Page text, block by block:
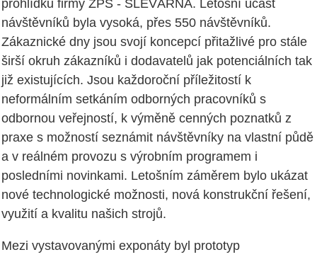
prohlídku firmy ZPS - SLÉVÁRNA. Letošní účast
návštěvníků byla vysoká, přes 550 návštěvníků.
Zákaznické dny jsou svojí koncepcí přitažlivé pro stále
širší okruh zákazníků i dodavatelů jak potenciálních tak
již existujících. Jsou každoroční příležitostí k
neformálním setkáním odborných pracovníků s
odbornou veřejností, k výměně cenných poznatků z
praxe s možností seznámit návštěvníky na vlastní půdě
a v reálném provozu s výrobním programem i
posledními novinkami. Letošním záměrem bylo ukázat
nové technologické možnosti, nová konstrukční řešení,
využití a kvalitu našich strojů.
Mezi vystavovanými exponáty byl prototyp